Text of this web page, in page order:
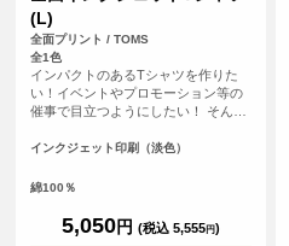
(L)
全面プリント / TOMS
全1色
インパクトのあるTシャツを作りた
い！イベントやプロモーション等の
催事で目立つようにしたい！ そんな
ントできるTシャツです。首元から袖
所にプリントを入れることができま
伸びにくく耐久性の高い、5.6オンス
生地のTシャツを使用。せっかくデザ
インクジェット印刷（淡色）
綿100％
5,050円 (税込 5,555円)